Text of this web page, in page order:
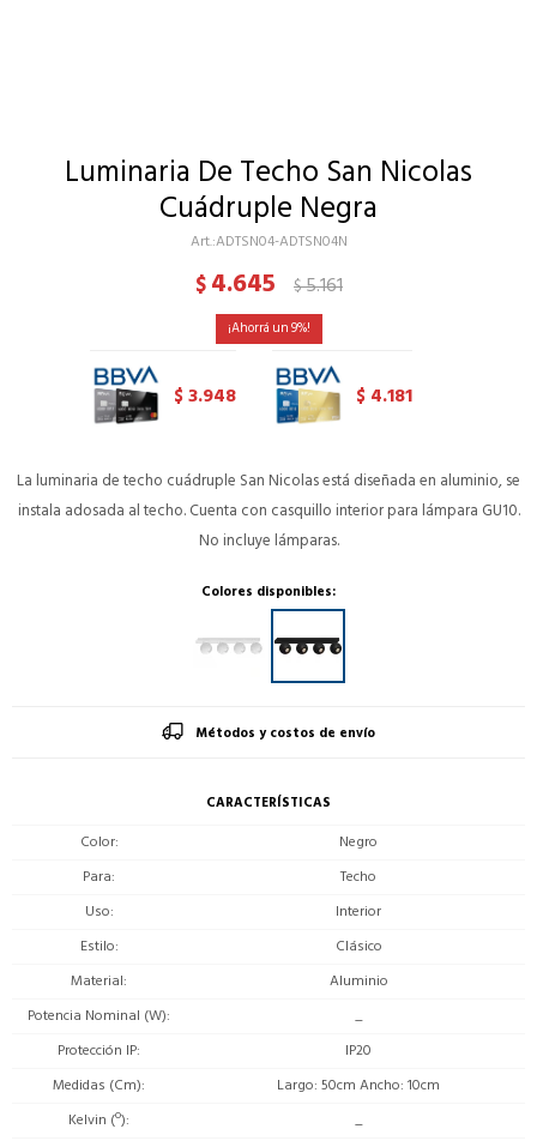
Luminaria De Techo San Nicolas
Cuádruple Negra
ADTSN04-ADTSN04N
$4.645 $5.161
9
$3.948 $ 4.181
La luminaria de techo cuádruple San Nicolas está diseñada en aluminio, se
instala adosada al techo. Cuenta con casquillo interior para lámpara GU10.
No incluye lámparas.
Colores disponibles:
Métodos y costos de envío
CARACTERÍSTICAS
Color
Negro
Para
Techo
Uso
Interior
Estilo
Clásico
Material
Aluminio
Potencia Nominal (W)
_
Protección IP
IP20
Medidas (Cm)
Largo: 50cm Ancho: 10cm
Kelvin (º)
_